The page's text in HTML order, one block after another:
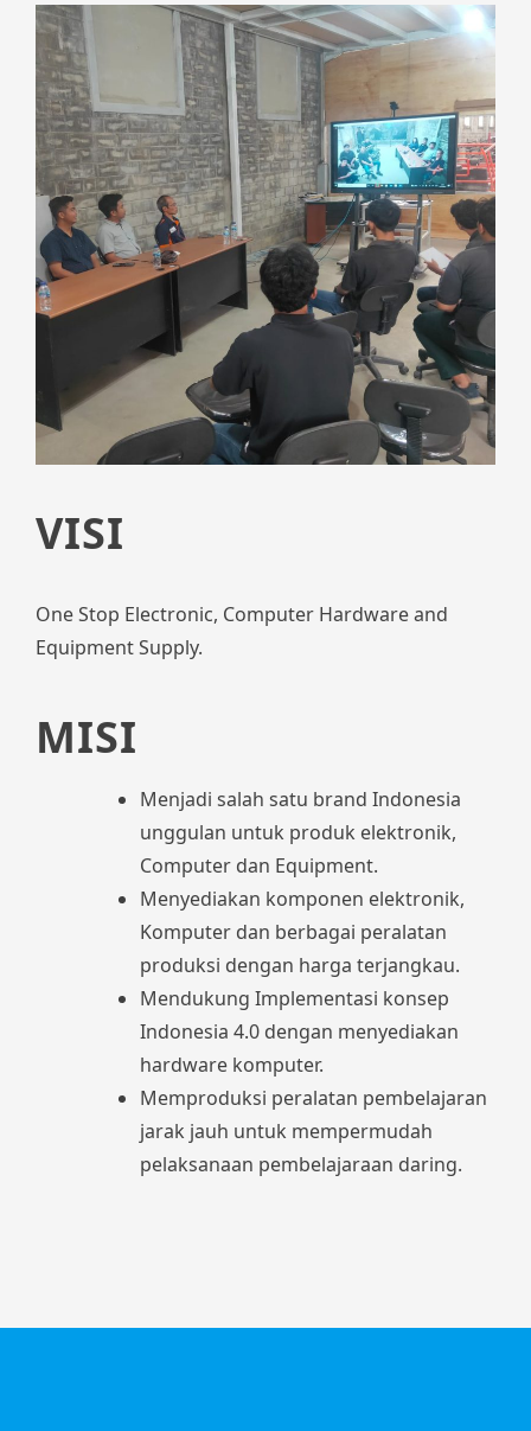
VISI
One Stop Electronic, Computer Hardware and
Equipment Supply.
MISI
Menjadi salah satu brand Indonesia
unggulan untuk produk elektronik,
Computer dan Equipment.
Menyediakan komponen elektronik,
Komputer dan berbagai peralatan
produksi dengan harga terjangkau.
Mendukung Implementasi konsep
Indonesia 4.0 dengan menyediakan
hardware komputer.
Memproduksi peralatan pembelajaran
jarak jauh untuk mempermudah
pelaksanaan pembelajaraan daring.